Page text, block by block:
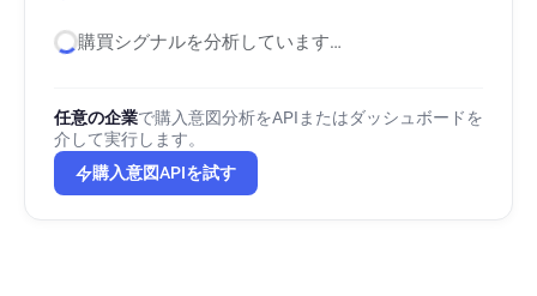
o********@smartsurvey.co.uk
購買シグナルを分析しています…
任意の企業で購入意図分析をAPIまたはダッシュボードを
介して実行します。
購入意図APIを試す